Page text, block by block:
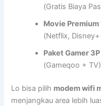
(Gratis Biaya
Movie Premium
(Netflix,
Paket Gamer
(Gameqoo + TV)
Lo bisa pilih modem wifi
menjangkau area lebih